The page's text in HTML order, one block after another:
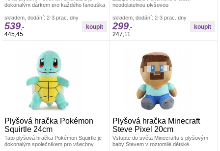
dokonalým dárkem pro každého fanouška
skladem, dodání: 2-3 prac. dny
539,-
445,45
neodolatelnou plyšovou
cm nabízí tato živá
skladem, dodání: 2-3 prac. dny
299,-
247,11
Plyšová hračka Pokémon
Squirtle 24cm
Tato plyšová hračka Pokémon Squirtle je
dokonalým společníkem pro všechny
Plyšová hračka Minecraft
Steve Pixel 20cm
Vstupte do světa Minecraftu s plyšovým
baby Stevem v roztomilé dětské